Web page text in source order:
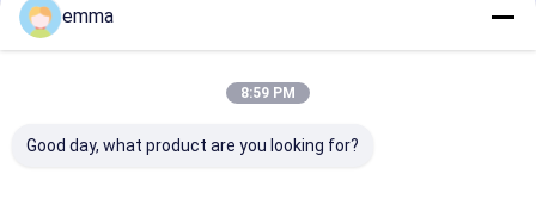
emma
8:59 PM
Good day, what product are you looking for?